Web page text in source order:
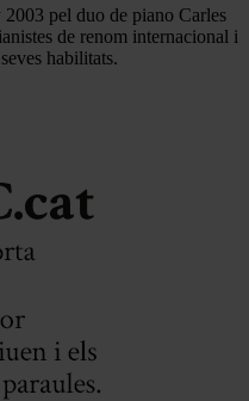
pel duo de piano Carles
de renom internacional i
habilitats.